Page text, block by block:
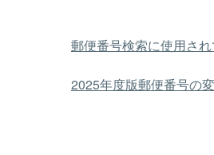
郵便番号検索に使用さ
2025年度版郵便番号の